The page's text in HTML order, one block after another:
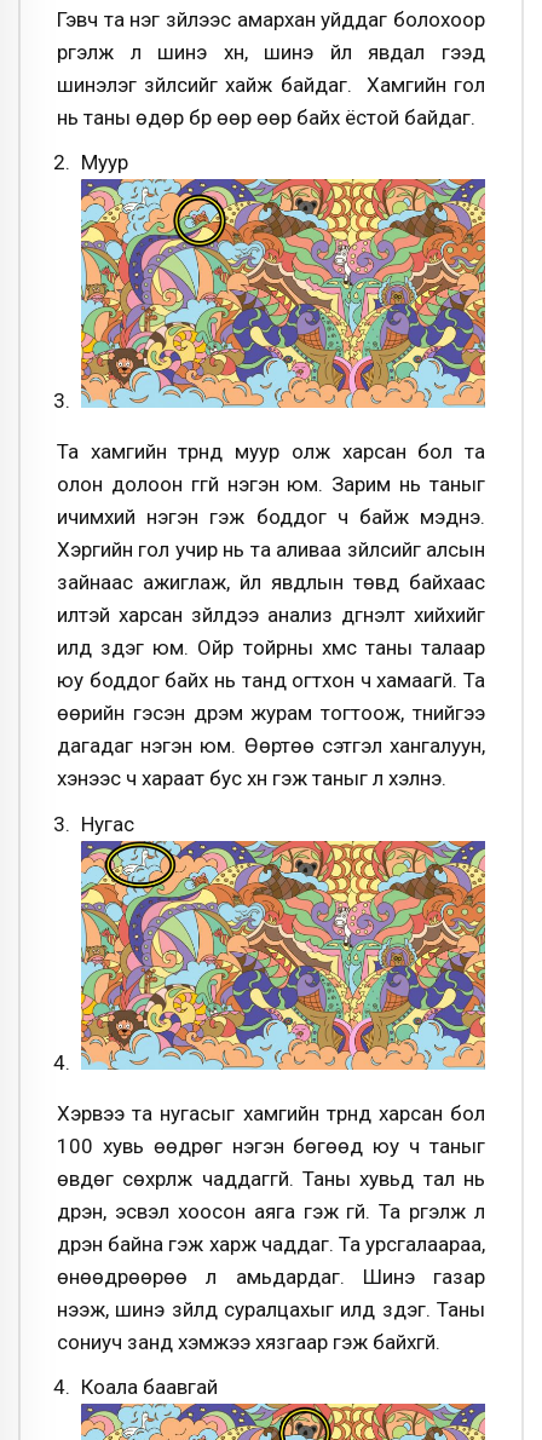
Гэвч та нэг зүйлээс амархан уйддаг болохоор
үргэлж л шинэ хүн, шинэ үйл явдал гээд
шинэлэг зүйлсийг хайж байдаг. Хамгийн гол
нь таны өдөр бүр өөр өөр байх ёстой байдаг.
Муур
Та хамгийн түрүүнд муур олж харсан бол та
олон долоон үггүй нэгэн юм. Зарим нь таныг
ичимхий нэгэн гэж боддог ч байж мэднэ.
Хэргийн гол учир нь та аливаа зүйлсийг алсын
зайнаас ажиглаж, үйл явдлын төвд байхаас
илүүтэй харсан зүйлдээ анализ дүгнэлт хийхийг
илүүд үздэг юм. Ойр тойрны хүмүүс таны талаар
юу боддог байх нь танд огтхон ч хамаагүй. Та
өөрийн гэсэн дүрэм журам тогтоож, түүнийгээ
дагадаг нэгэн юм. Өөртөө сэтгэл хангалуун,
хэнээс ч хараат бус хүн гэж таныг л хэлнэ.
Нугас
Хэрвээ та нугасыг хамгийн түрүүнд харсан бол
100 хувь өөдрөг нэгэн бөгөөд юу ч таныг
өвдөг сөхрүүлж чаддаггүй. Таны хувьд тал нь
дүүрэн, эсвэл хоосон аяга гэж үгүй. Та үргэлж л
дүүрэн байна гэж харж чаддаг. Та урсгалаараа,
өнөөдрөөрөө л амьдардаг. Шинэ газар
нээж, шинэ зүйлд суралцахыг илүүд үздэг. Таны
сониуч занд хэмжээ хязгаар гэж байхгүй.
Коала баавгай